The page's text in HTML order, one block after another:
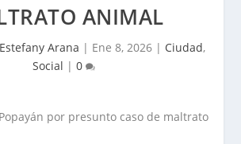
ANIMAL
Estefany Arana | Ene 8, 2026| Ciudad,
Social | 0